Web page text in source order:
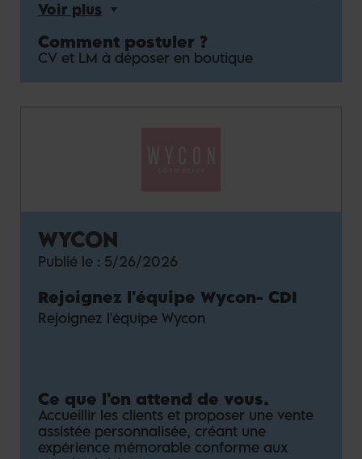
Voir plus
Comment postuler ?
CV et LM à déposer en boutique
WYCON
Publié le : 5/26/2026
Rejoignez l'équipe Wycon- CDI
Rejoignez l'équipe Wycon
Ce que l'on attend de vous.
Accueillir les clients et proposer une vente
assistée personnalisée, créant une
expérience mémorable conforme aux